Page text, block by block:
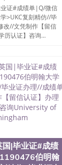
证#成绩单|Q/微信
>UKC复刻精仿//毕
改//文凭制作【留信
历认证】咨询...
国|毕业证#成绩
伯明翰